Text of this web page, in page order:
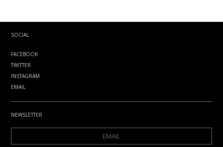
SOCIAL
FACEBOOK
TWITTER
INSTAGRAM
EMAIL
NEWSLETTER